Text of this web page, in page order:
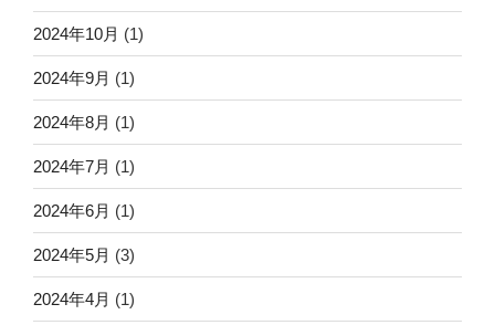
2024年10月 (1)
2024年9月 (1)
2024年8月 (1)
2024年7月 (1)
2024年6月 (1)
2024年5月 (3)
2024年4月 (1)